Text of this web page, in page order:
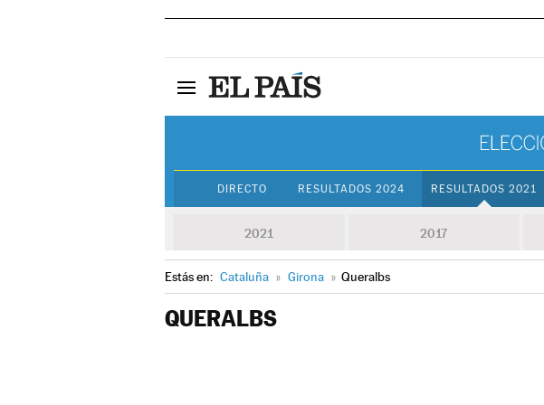
DIRECTO RESULTADOS 2024 RESULTADOS 2021
2021 2017
Estás en: Cataluña » Girona » Queralbs
QUERALBS